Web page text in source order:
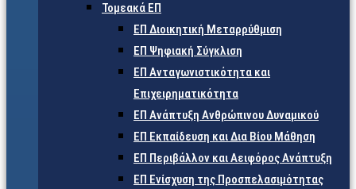
Τομεακά ΕΠ
ΕΠ Διοικητική Μεταρρύθμιση
ΕΠ Ψηφιακή Σύγκλιση
ΕΠ Ανταγωνιστικότητα και
Επιχειρηματικότητα
ΕΠ Ανάπτυξη Ανθρώπινου Δυναμικού
ΕΠ Εκπαίδευση και Δια Βίου Μάθηση
ΕΠ Περιβάλλον και Αειφόρος Ανάπτυξη
ΕΠ Ενίσχυση της Προσπελασιμότητας